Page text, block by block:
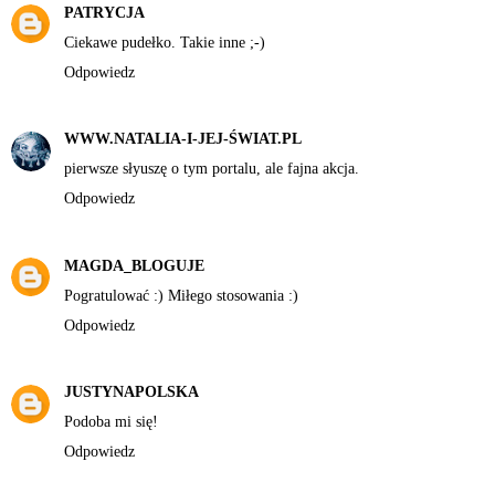
PATRYCJA
Ciekawe pudełko. Takie inne ;-)
Odpowiedz
WWW.NATALIA-I-JEJ-ŚWIAT.PL
pierwsze słyuszę o tym portalu, ale fajna akcja.
Odpowiedz
MAGDA_BLOGUJE
Pogratulować :) Miłego stosowania :)
Odpowiedz
JUSTYNAPOLSKA
Podoba mi się!
Odpowiedz